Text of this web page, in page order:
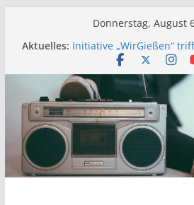
Donnerstag, August
Aktuelles: Initiative „WirGießen“
Medienforum
Wir der Bürgerfunk –
Wir stellen vor –
Medienforum Duisburg
Erfolgreiche Vorstands-
Mitgliederversammlung
Initiative „Wir Gießen“
Finalisierung der